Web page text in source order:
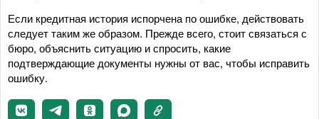
Если кредитная история испорчена по ошибке, действовать
следует таким же образом. Прежде всего, стоит связаться с
бюро, объяснить ситуацию и спросить, какие
подтверждающие документы нужны от вас, чтобы исправить
ошибку.